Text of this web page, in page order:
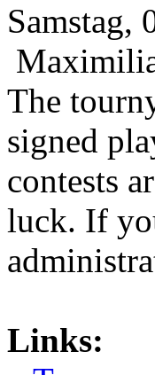
Samstag,
The
signed
contests
luck. If
Links: